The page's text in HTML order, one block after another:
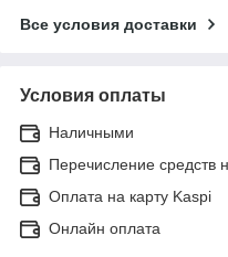
Все условия доставки
Условия оплаты
Наличными
Перечисление средств
Оплата на карту Kaspi
Онлайн оплата